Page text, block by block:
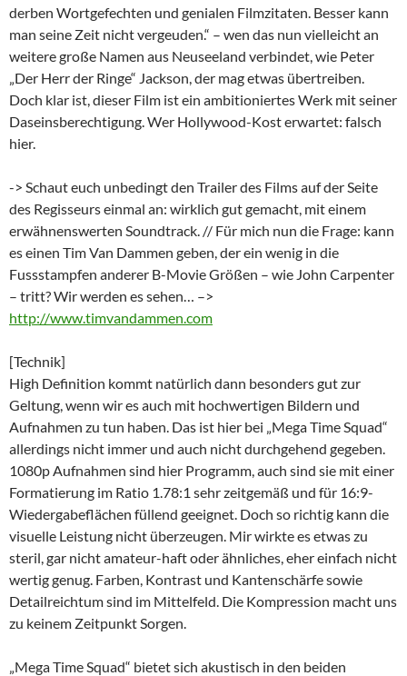
derben Wortgefechten und genialen Filmzitaten. Besser kann
man seine Zeit nicht vergeuden.“ – wen das nun vielleicht an
weitere große Namen aus Neuseeland verbindet, wie Peter
„Der Herr der Ringe“ Jackson, der mag etwas übertreiben.
Doch klar ist, dieser Film ist ein ambitioniertes Werk mit seiner
Daseinsberechtigung. Wer Hollywood-Kost erwartet: falsch
hier.
-> Schaut euch unbedingt den Trailer des Films auf der Seite
des Regisseurs einmal an: wirklich gut gemacht, mit einem
erwähnenswerten Soundtrack. // Für mich nun die Frage: kann
es einen Tim Van Dammen geben, der ein wenig in die
Fussstampfen anderer B-Movie Größen – wie John Carpenter
– tritt? Wir werden es sehen… –>
http://www.timvandammen.com
[Technik]
High Definition kommt natürlich dann besonders gut zur
Geltung, wenn wir es auch mit hochwertigen Bildern und
Aufnahmen zu tun haben. Das ist hier bei „Mega Time Squad“
allerdings nicht immer und auch nicht durchgehend gegeben.
1080p Aufnahmen sind hier Programm, auch sind sie mit einer
Formatierung im Ratio 1.78:1 sehr zeitgemäß und für 16:9-
Wiedergabeflächen füllend geeignet. Doch so richtig kann die
visuelle Leistung nicht überzeugen. Mir wirkte es etwas zu
steril, gar nicht amateur-haft oder ähnliches, eher einfach nicht
wertig genug. Farben, Kontrast und Kantenschärfe sowie
Detailreichtum sind im Mittelfeld. Die Kompression macht uns
zu keinem Zeitpunkt Sorgen.
„Mega Time Squad“ bietet sich akustisch in den beiden